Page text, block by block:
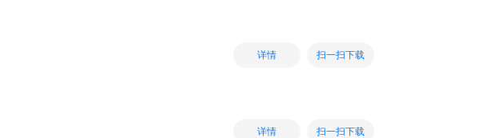
详情 扫一扫下载
详情 扫一扫下载